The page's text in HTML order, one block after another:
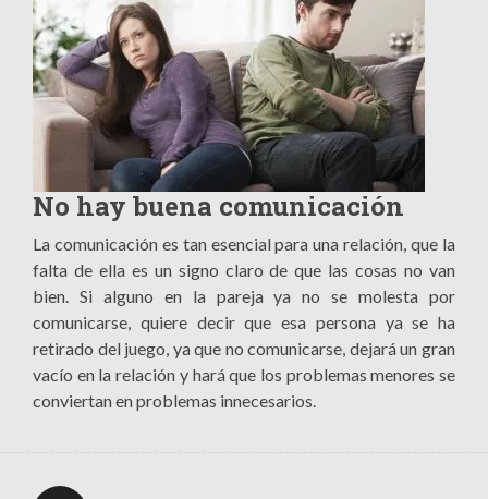
No hay buena comunicación
La comunicación es tan esencial para una relación, que la
falta de ella es un signo claro de que las cosas no van
bien. Si alguno en la pareja ya no se molesta por
comunicarse, quiere decir que esa persona ya se ha
retirado del juego, ya que no comunicarse, dejará un gran
vacío en la relación y hará que los problemas menores se
conviertan en problemas innecesarios.